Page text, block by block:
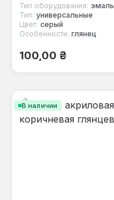
Тип оборудования: эмаль
Тип: универсальные
Цвет: серый
Особенности: глянец
Обычная цена:
100,00 ₴
В наличии